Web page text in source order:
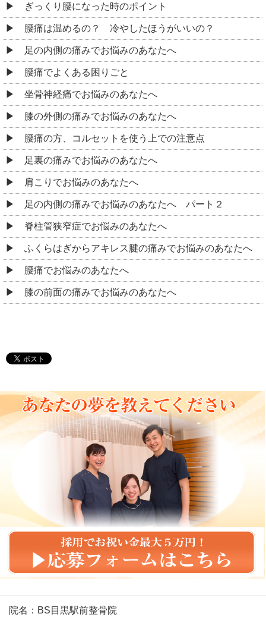
ぎっくり腰になった時のポイント
腰痛は温めるの？ 冷やしたほうがいいの？
足の内側の痛みでお悩みのあなたへ
腰痛でよくある困りごと
坐骨神経痛でお悩みのあなたへ
膝の外側の痛みでお悩みのあなたへ
腰痛の方、コルセットを使う上での注意点
足裏の痛みでお悩みのあなたへ
肩こりでお悩みのあなたへ
足の内側の痛みでお悩みのあなたへ パート２
脊柱管狭窄症でお悩みのあなたへ
ふくらはぎからアキレス腱の痛みでお悩みのあなたへ
腰痛でお悩みのあなたへ
膝の前面の痛みでお悩みのあなたへ
院名：BS目黒駅前整骨院